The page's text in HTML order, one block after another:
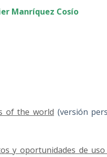
Manríquez Cosío
of the world (versión
y oportunidades de